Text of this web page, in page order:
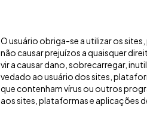
O usuário obriga-se a utilizar os
não causar prejuízos a quaisquer
vir a causar dano, sobrecarregar,
vedado ao usuário dos sites,
que contenham vírus ou outros
aos sites, plataformas e aplicações